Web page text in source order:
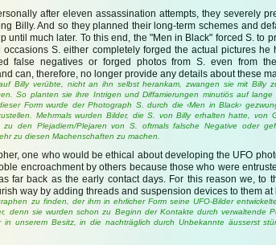
after eleven assassination attempts, they severely
Billy. And so they planned their long-term schemes and
much later. To this end, the "Men in Black" forced S. to
S. either completely forged the actual pictures
false negatives or forged photos from S. even from
can, therefore, no longer provide any details about these
Billy verübte, nicht an ihn selbst herankam, zwangen sie mit Billy
So planten sie ihre Intrigen und Diffamierungen minutiös auf
Form wurde der Photograph S. durch die ‹Men in Black›
Mehrmals wurden Bilder, die S. von Billy erhalten hatte, von
den Plejadiern/Plejaren von S. oftmals falsche Negative oder
zu diesen Machenschaften zu machen.
one who would be ethical about developing the UFO
encroachment by others because those who were
far back as the early contact days. For this reason we, to
way by adding threads and suspension devices to them at
zu finden, der ihm in ehrlicher Form seine UFO-Bilder
denn sie wurden schon zu Beginn der Kontakte durch verwaltende
unserem Besitz, in die nachträglich durch Unbekannte äusserst